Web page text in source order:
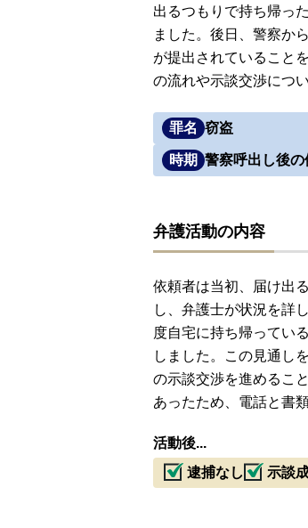
出るつもりで持ち帰っ
ました。後日、警察か
が提出されていること
の流れや示談交渉につ
罪名 窃盗
時期 警察呼出し後の
弁護活動の内容
依頼者は当初、届け出
し、弁護士が状況を詳
度自宅に持ち帰ってい
しました。この見通し
の示談交渉を進めるこ
あったため、電話と書
活動後...
逮捕なし
示談